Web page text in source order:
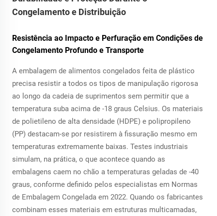
Congelamento e Distribuição
Resistência ao Impacto e Perfuração em Condições de
Congelamento Profundo e Transporte
A embalagem de alimentos congelados feita de plástico
precisa resistir a todos os tipos de manipulação rigorosa
ao longo da cadeia de suprimentos sem permitir que a
temperatura suba acima de -18 graus Celsius. Os materiais
de polietileno de alta densidade (HDPE) e polipropileno
(PP) destacam-se por resistirem à fissuração mesmo em
temperaturas extremamente baixas. Testes industriais
simulam, na prática, o que acontece quando as
embalagens caem no chão a temperaturas geladas de -40
graus, conforme definido pelos especialistas em Normas
de Embalagem Congelada em 2022. Quando os fabricantes
combinam esses materiais em estruturas multicamadas,